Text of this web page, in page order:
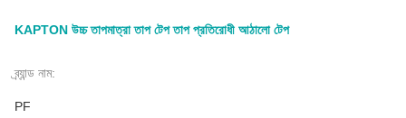
KAPTON উচ্চ তাপমাত্রা তাপ টেপ তাপ প্রতিরোধী আঠালো টেপ
ব্র্যান্ড নাম:
PF